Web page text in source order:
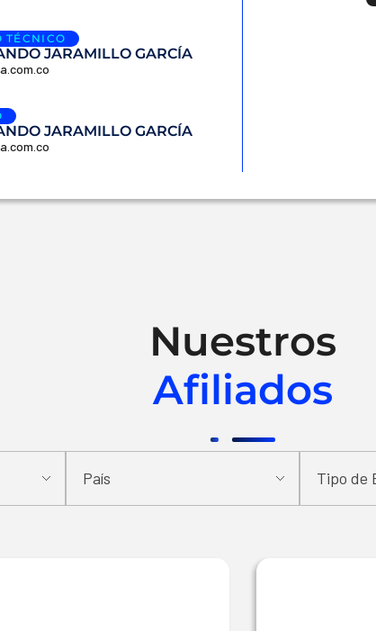
TÉCNICO
JARAMILLO GARCÍA
JARAMILLO GARCÍA
Nuestros
Afiliados